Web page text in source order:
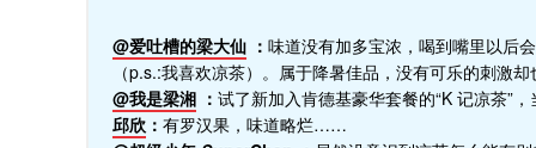
@爱吐槽的梁大仙 ： 味道没有加多宝浓，喝到嘴里以后
（p.s.:我喜欢凉茶）。属于降暑佳品，没有可乐的刺激
@我是梁湘 ： 试了新加入肯德基豪华套餐的“K 记凉茶”
邱欣 ： 有罗汉果，味道略烂……